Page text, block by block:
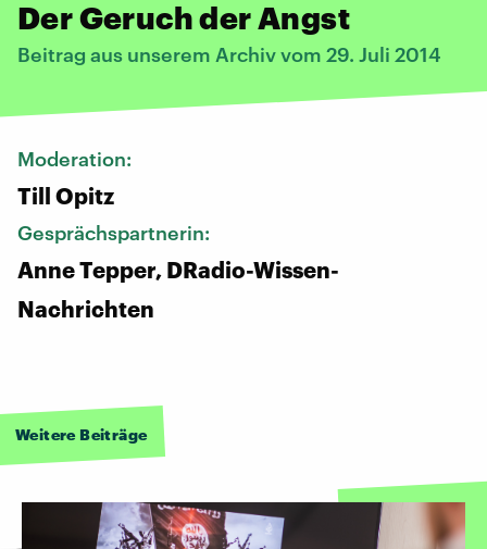
Der Geruch der Angst
Beitrag aus unserem Archiv vom 29. Juli 2014
Moderation:
Till Opitz
Gesprächspartnerin:
Anne Tepper, DRadio-Wissen-
Nachrichten
Weitere Beiträge